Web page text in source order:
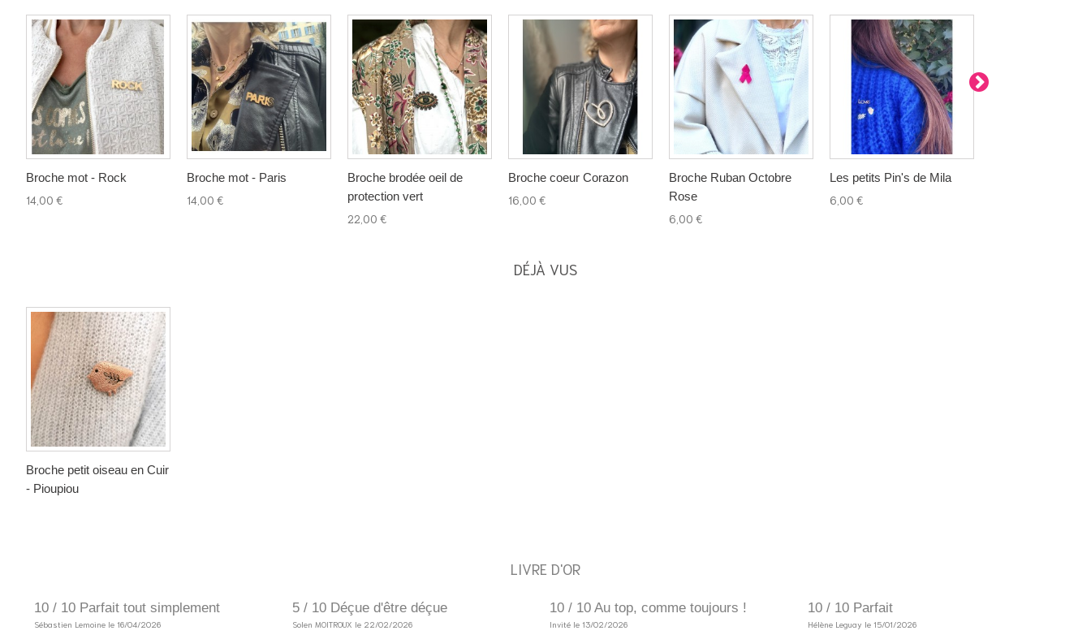
Broche mot - Rock
14,00 €
Broche mot - Paris
14,00 €
Broche brodée oeil de
protection vert
22,00 €
Broche coeur Corazon
16,00 €
Broche Ruban Octobre
Rose
6,00 €
Les petits Pin's de Mila
6,00 €
DÉJÀ VUS
Broche petit oiseau en Cuir
- Pioupiou
LIVRE D'OR
10 / 10 Parfait tout simplement
Sébastien Lemoine le 16/04/2026
5 / 10 Déçue d'être déçue
Solen MOITROUX le 22/02/2026
10 / 10 Au top, comme toujours !
Invité le 13/02/2026
10 / 10 Parfait
Hélène Leguay le 15/01/2026